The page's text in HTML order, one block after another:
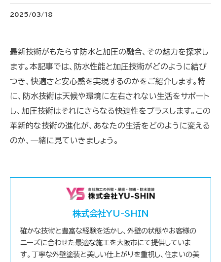
2025/03/18
最新技術がもたらす防水と加圧の融合、その魅力を探求し
ます。本記事では、防水性能と加圧技術がどのように結び
つき、快適さと安心感を実現するのかをご紹介します。特
に、防水技術は天候や環境に左右されない生活をサポート
し、加圧技術はそれにさらなる快適性をプラスします。この
革新的な技術の進化が、あなたの生活をどのように変える
のか、一緒に見ていきましょう。
株式会社YU-SHIN
確かな技術と豊富な経験を活かし、外壁の状態やお客様の
ニーズに合わせた最適な施工を大阪市にて提供していま
す。丁寧な外壁塗装と美しい仕上がりを重視し、住まいの美